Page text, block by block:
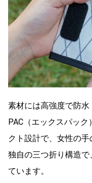
素材には高強度で防
PAC（エックスパッ
クト設計で、女性の手
独自の三つ折り構造
ています。